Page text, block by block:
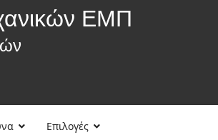
ΕΜΠ
Επιλογές